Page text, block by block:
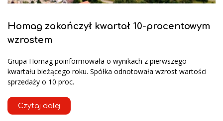
Homag zakończył kwartał 10-procentowym
wzrostem
Grupa Homag poinformowała o wynikach z pierwszego
kwartału bieżącego roku. Spółka odnotowała wzrost wartości
sprzedaży o 10 proc.
Czytaj dalej